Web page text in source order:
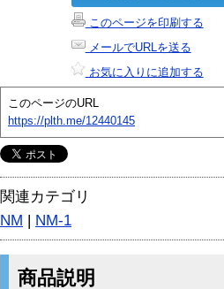
このページを印刷する
メールでURLを送る
お気に入りに追加する
このページのURL
https://plth.me/12440145
関連カテゴリ
NM | NM-1
商品説明